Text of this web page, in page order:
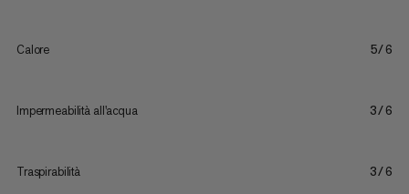
Calore 5/6
Impermeabilità all'acqua 3/6
Traspirabilità 3/6